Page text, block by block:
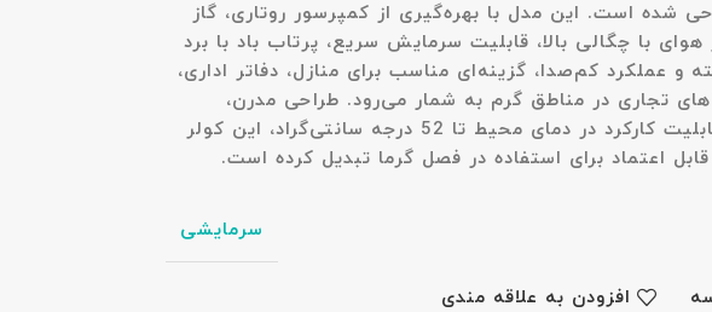
شده است. این مدل با بهره‌گیری از کمپرسور روتاری، گاز
هوای با چگالی بالا، قابلیت سرمایش سریع، پرتاب باد با برد
تایمر 24 ساعته و عملکرد کم‌صدا، گزینه‌ای مناسب برای منازل، دفاتر اداری،
تجاری در مناطق گرم به شمار می‌رود. طراحی مدرن،
راندمان مناسب و قابلیت کارکرد در دمای محیط تا 52 درجه سانتی‌گراد، این کولر
قابل اعتماد برای استفاده در فصل گرما تبدیل کرده است.
سرمایشی
افزودن به علاقه مندی